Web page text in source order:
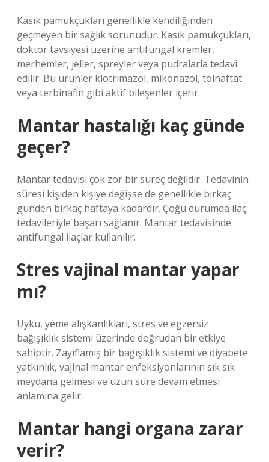
Kasık pamukçukları genellikle kendiliğinden
geçmeyen bir sağlık sorunudur. Kasık pamukçukları,
doktor tavsiyesi üzerine antifungal kremler,
merhemler, jeller, spreyler veya pudralarla tedavi
edilir. Bu ürünler klotrimazol, mikonazol, tolnaftat
veya terbinafin gibi aktif bileşenler içerir.
Mantar hastalığı kaç günde
geçer?
Mantar tedavisi çok zor bir süreç değildir. Tedavinin
süresi kişiden kişiye değişse de genellikle birkaç
günden birkaç haftaya kadardır. Çoğu durumda ilaç
tedavileriyle başarı sağlanır. Mantar tedavisinde
antifungal ilaçlar kullanılır.
Stres vajinal mantar yapar
mı?
Uyku, yeme alışkanlıkları, stres ve egzersiz
bağışıklık sistemi üzerinde doğrudan bir etkiye
sahiptir. Zayıflamış bir bağışıklık sistemi ve diyabete
yatkınlık, vajinal mantar enfeksiyonlarının sık sık
meydana gelmesi ve uzun süre devam etmesi
anlamına gelir.
Mantar hangi organa zarar
verir?